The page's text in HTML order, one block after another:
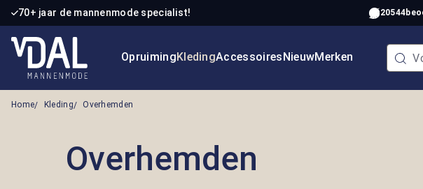
de hoofdinhoud
Ga naar de zoekopdracht
Ga naar de hoofdnavigatie
70+ jaar de mannenmode specialist! 20544
OpruimingKledingAccessoiresNieuwMerken
Home Kleding Overhemden
Overhemden